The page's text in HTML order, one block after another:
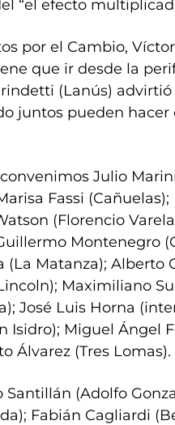
“el efecto
por el Cambio,
que ir desde la
(Lanús)
juntos pueden hacer
Julio
Fassi
(Florencio
Montenegro
(La Matanza); Alberto
Maximiliano
José Luis Horna
Isidro); Miguel Ángel
Álvarez (Tres Lomas).
(Adolfo
Fabián Cagliardi